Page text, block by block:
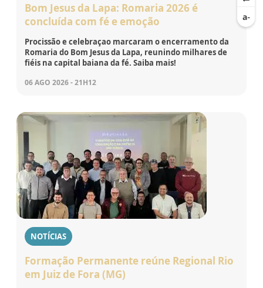
Bom Jesus da Lapa: Romaria 2026 é
concluída com fé e emoção
Procissão e celebraçao marcaram o encerramento da
Romaria do Bom Jesus da Lapa, reunindo milhares de
fiéis na capital baiana da fé. Saiba mais!
06 AGO 2026 - 21H12
NOTÍCIAS
Formação Permanente reúne Regional Rio
em Juiz de Fora (MG)